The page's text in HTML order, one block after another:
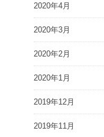
2020年4月
2020年3月
2020年2月
2020年1月
2019年12月
2019年11月